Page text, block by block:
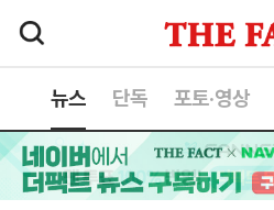
뉴스 단독 포토·영상